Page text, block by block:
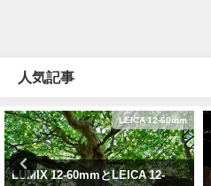
人気記事
LEICA 12-60mm
LUMIX 12-60mmとLEICA 12-